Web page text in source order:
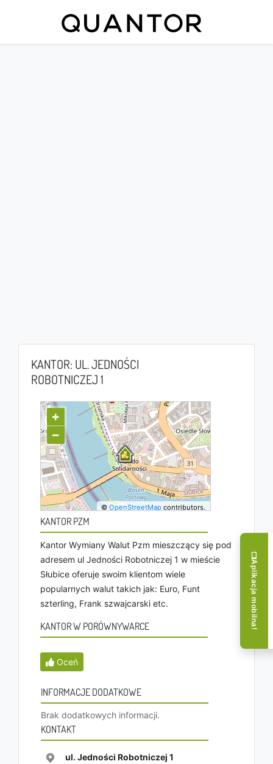
KANTOR: UL. JEDNOŚCI
ROBOTNICZEJ 1
+
−
©OpenStreetMap contributors.
KANTOR PZM
Kantor Wymiany Walut Pzm mieszczący się pod
adresem ul Jedności Robotniczej 1 w mieście
Słubice oferuje swoim klientom wiele
popularnych walut takich jak: Euro, Funt
szterling, Frank szwajcarski etc.
KANTOR W PORÓWNYWARCE
Oceń
INFORMACJE DODATKOWE
Brak dodatkowych informacji.
KONTAKT
ul. Jedności Robotniczej 1
Aplikacja mobilna!